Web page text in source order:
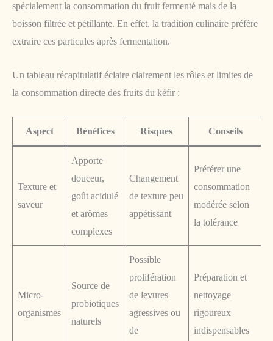
spécialement la consommation du fruit fermenté mais de la
boisson filtrée et pétillante. En effet, la tradition culinaire préfère
extraire ces particules après fermentation.
Un tableau récapitulatif éclaire clairement les rôles et limites de
la consommation directe des fruits du kéfir :
Aspect Bénéfices Risques Conseils
Texture et
saveur
Apporte
douceur,
goût acidulé
et arômes
complexes
Changement
de texture peu
appétissant
Préférer une
consommation
modérée selon
la tolérance
Micro-
organismes
Source de
probiotiques
naturels
Possible
prolifération
de levures
agressives ou
de
Préparation et
nettoyage
rigoureux
indispensables